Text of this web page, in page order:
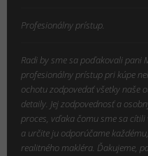
Profesionálny prístup.
Radi by sme sa poďakovali pani
profesionálny prístup pri kúpe
ochotu zodpovedať všetky naše
detaily. Jej zodpovednosť a
proces, vďaka čomu sme sa
a určite ju odporúčame
realitného makléra. Ďakujeme,